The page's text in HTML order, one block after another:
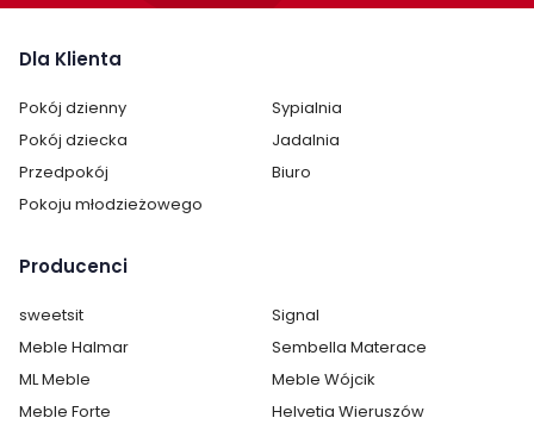
Ilość szuflad:
Ilość półek:
Ilość drzwi: 2
Oświetlenie:
Styl: glamour
Dla Klienta
Pokój dzienny
Sypialnia
Pokój dziecka
Jadalnia
Przedpokój
Biuro
Pokoju młodzieżowego
Producenci
sweetsit
Signal
Meble Halmar
Sembella Materace
ML Meble
Meble Wójcik
Meble Forte
Helvetia Wieruszów